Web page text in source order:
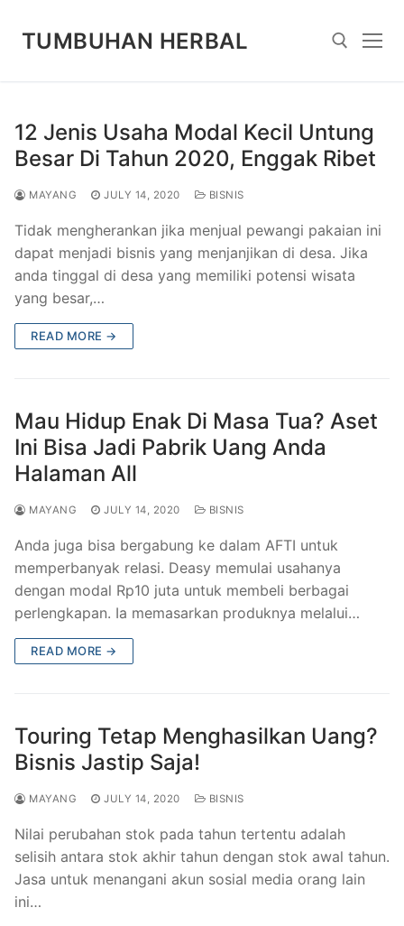
content
TUMBUHAN HERBAL
12 Jenis Usaha Modal Kecil Untung
Besar Di Tahun 2020, Enggak Ribet
MAYANG JULY 14, 2020 BISNIS
Tidak mengherankan jika menjual pewangi pakaian ini
dapat menjadi bisnis yang menjanjikan di desa. Jika
anda tinggal di desa yang memiliki potensi wisata
yang besar,…
READ MORE →
Mau Hidup Enak Di Masa Tua? Aset
Ini Bisa Jadi Pabrik Uang Anda
Halaman All
MAYANG JULY 14, 2020 BISNIS
Anda juga bisa bergabung ke dalam AFTI untuk
memperbanyak relasi. Deasy memulai usahanya
dengan modal Rp10 juta untuk membeli berbagai
perlengkapan. Ia memasarkan produknya melalui…
READ MORE →
Touring Tetap Menghasilkan Uang?
Bisnis Jastip Saja!
MAYANG JULY 14, 2020 BISNIS
Nilai perubahan stok pada tahun tertentu adalah
selisih antara stok akhir tahun dengan stok awal tahun.
Jasa untuk menangani akun sosial media orang lain
ini…